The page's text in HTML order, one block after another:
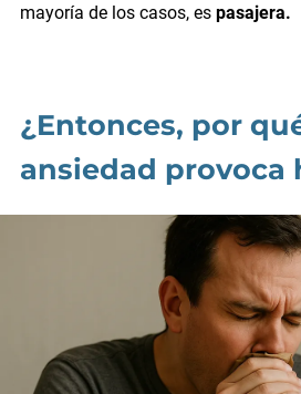
mayoría de los casos, es pasajera.
¿Entonces, por
ansiedad provoca